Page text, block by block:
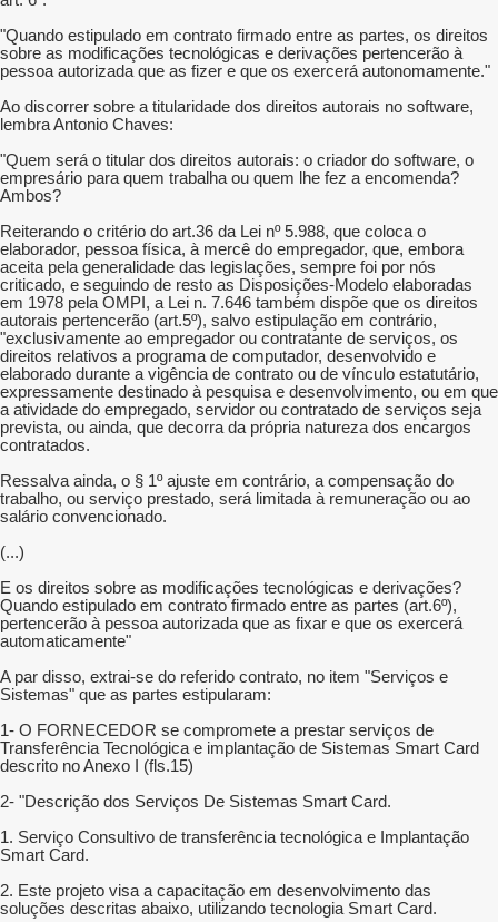
"Quando estipulado em contrato firmado entre as partes, os direitos
sobre as modificações tecnológicas e derivações pertencerão à
pessoa autorizada que as fizer e que os exercerá autonomamente."
Ao discorrer sobre a titularidade dos direitos autorais no software,
lembra Antonio Chaves:
"Quem será o titular dos direitos autorais: o criador do software, o
empresário para quem trabalha ou quem lhe fez a encomenda?
Ambos?
Reiterando o critério do art.36 da Lei nº 5.988, que coloca o
elaborador, pessoa física, à mercê do empregador, que, embora
aceita pela generalidade das legislações, sempre foi por nós
criticado, e seguindo de resto as Disposições-Modelo elaboradas
em 1978 pela OMPI, a Lei n. 7.646 também dispõe que os direitos
autorais pertencerão (art.5º), salvo estipulação em contrário,
"exclusivamente ao empregador ou contratante de serviços, os
direitos relativos a programa de computador, desenvolvido e
elaborado durante a vigência de contrato ou de vínculo estatutário,
expressamente destinado à pesquisa e desenvolvimento, ou em que
a atividade do empregado, servidor ou contratado de serviços seja
prevista, ou ainda, que decorra da própria natureza dos encargos
contratados.
Ressalva ainda, o § 1º ajuste em contrário, a compensação do
trabalho, ou serviço prestado, será limitada à remuneração ou ao
salário convencionado.
(...)
E os direitos sobre as modificações tecnológicas e derivações?
Quando estipulado em contrato firmado entre as partes (art.6º),
pertencerão à pessoa autorizada que as fixar e que os exercerá
automaticamente"
A par disso, extrai-se do referido contrato, no item "Serviços e
Sistemas" que as partes estipularam:
1- O FORNECEDOR se compromete a prestar serviços de
Transferência Tecnológica e implantação de Sistemas Smart Card
descrito no Anexo I (fls.15)
2- "Descrição dos Serviços De Sistemas Smart Card.
1. Serviço Consultivo de transferência tecnológica e Implantação
Smart Card.
2. Este projeto visa a capacitação em desenvolvimento das
soluções descritas abaixo, utilizando tecnologia Smart Card.